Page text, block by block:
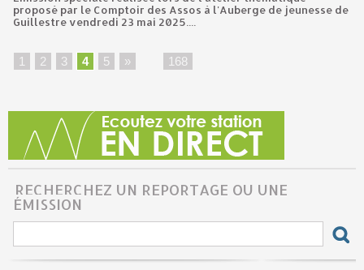
proposé par le Comptoir des Assos à l'Auberge de jeunesse de
Guillestre vendredi 23 mai 2025....
1 2 3 4 5 » 168
RECHERCHEZ UN REPORTAGE OU UNE
ÉMISSION